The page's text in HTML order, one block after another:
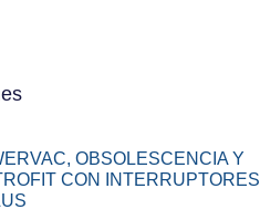
OBSOLESCENCIA Y
CON INTERRUPTORES